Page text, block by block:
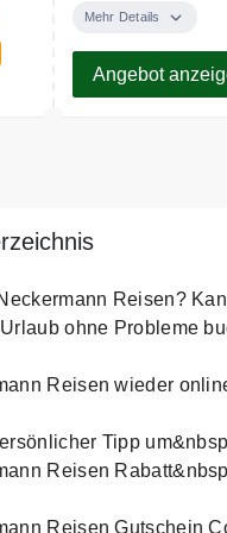
Minute Reisen
Mehr Details
Angebot
Reisen?
ohne Probleme
Reisen wieder
Tipp
Reisen
Reisen Gutschein